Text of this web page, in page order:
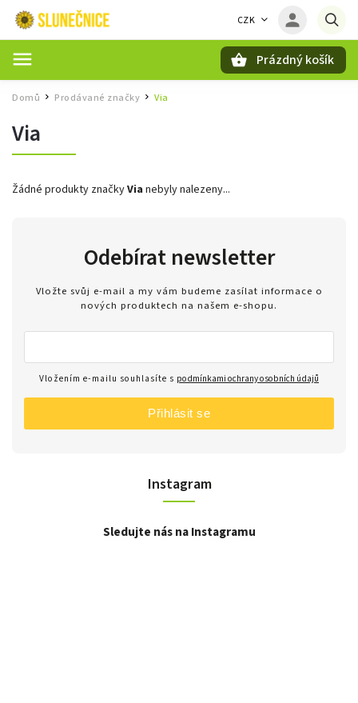
CZK
Prázdný košík
Domů / Prodávané značky / Via
Via
Žádné produkty značkyVia nebyly nalezeny...
Instagram
Sledujte nás na Instagramu
Odebírat newsletter
Vložte svůj e-mail a my vám budeme zasílat informace o
nových produktech na našem e-shopu.
Vložením e-mailu souhlasíte s podmínkami ochrany osobních údajů
Přihlásit se